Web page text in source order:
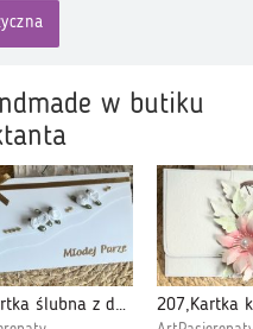
w butiku
092,Kartka ślubna z dodatkiem starego złota